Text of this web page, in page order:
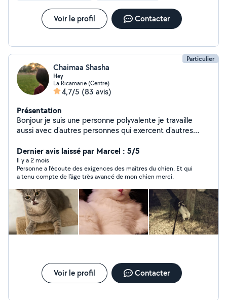
Voir le profil Contacter
Particulier
Chaimaa Shasha
Hey
La Ricamarie (Centre)
4,7/5 (83 avis)
Présentation
Bonjour je suis une personne polyvalente je travaille
aussi avec d'autres personnes qui exercent d'autres
informatique et ménage garde d'animaux ...... je peux
très bien vous faciliter la tâche afin de vous mettre en
relation avec ces personnes professionnels n'hésitez
pas à me contacter.
Dernier avis laissé par Marcel : 5/5
Il y a 2 mois
Personne a l’écoute des exigences des maîtres du chien. Et qui
a tenu compte de l’âge très avancé de mon chien merci.
Voir le profil Contacter